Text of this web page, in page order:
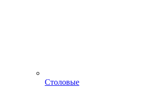
Столовые